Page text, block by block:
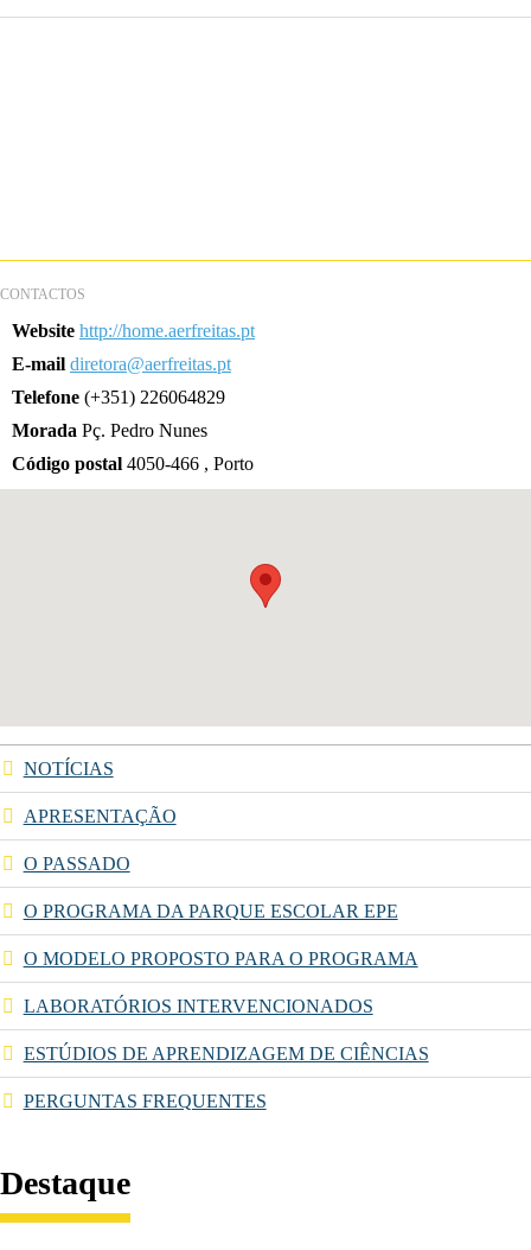
CONTACTOS
Website http://home.aerfreitas.pt
E-mail diretora@aerfreitas.pt
Telefone (+351) 226064829
Morada Pç. Pedro Nunes
Código postal 4050-466 , Porto
NOTÍCIAS
APRESENTAÇÃO
O PASSADO
O PROGRAMA DA PARQUE ESCOLAR EPE
O MODELO PROPOSTO PARA O PROGRAMA
LABORATÓRIOS INTERVENCIONADOS
ESTÚDIOS DE APRENDIZAGEM DE CIÊNCIAS
PERGUNTAS FREQUENTES
Destaque